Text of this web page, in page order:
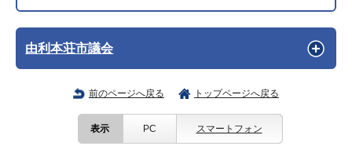
由利本荘市議会
前のページへ戻る トップページへ戻る
表示 PC スマートフォン